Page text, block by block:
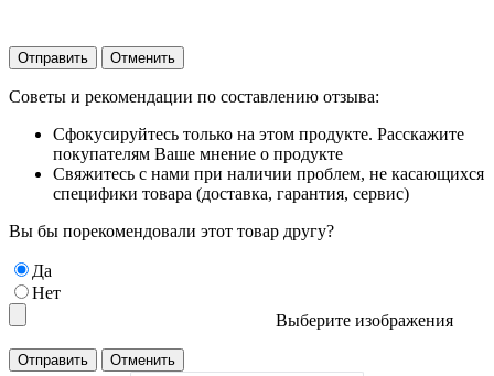
Отправить Отменить
Советы и рекомендации по составлению отзыва:
Сфокусируйтесь только на этом продукте. Расскажите
покупателям Ваше мнение о продукте
Свяжитесь с нами при наличии проблем, не касающихся
специфики товара (доставка, гарантия, сервис)
Вы бы порекомендовали этот товар другу?
Да
Нет
Выберите изображения